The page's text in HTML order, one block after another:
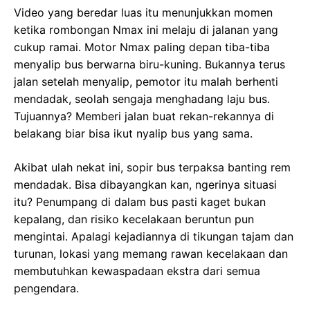
Video yang beredar luas itu menunjukkan momen
ketika rombongan Nmax ini melaju di jalanan yang
cukup ramai. Motor Nmax paling depan tiba-tiba
menyalip bus berwarna biru-kuning. Bukannya terus
jalan setelah menyalip, pemotor itu malah berhenti
mendadak, seolah sengaja menghadang laju bus.
Tujuannya? Memberi jalan buat rekan-rekannya di
belakang biar bisa ikut nyalip bus yang sama.
Akibat ulah nekat ini, sopir bus terpaksa banting rem
mendadak. Bisa dibayangkan kan, ngerinya situasi
itu? Penumpang di dalam bus pasti kaget bukan
kepalang, dan risiko kecelakaan beruntun pun
mengintai. Apalagi kejadiannya di tikungan tajam dan
turunan, lokasi yang memang rawan kecelakaan dan
membutuhkan kewaspadaan ekstra dari semua
pengendara.